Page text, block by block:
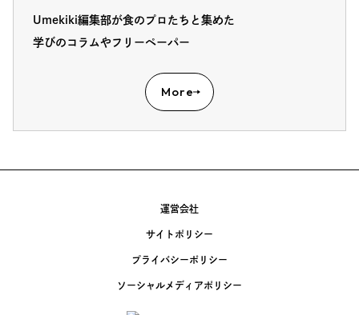
Umekiki編集部が食のプロたちと集めた
学びのコラムやフリーペーパー
More
運営会社
サイトポリシー
プライバシーポリシー
ソーシャルメディアポリシー